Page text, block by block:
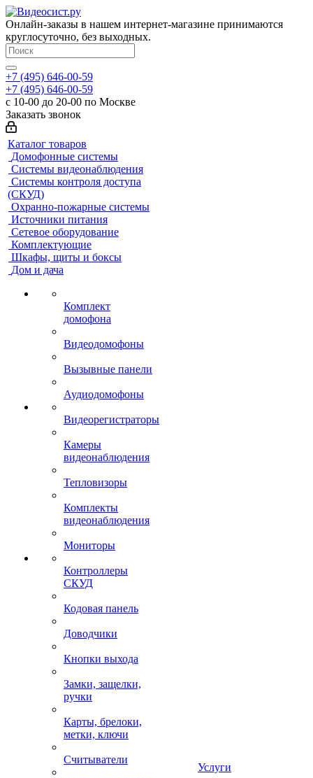
Онлайн-заказы в нашем интернет-магазине принимаются
круглосуточно, без выходных.
+7 (495) 646-00-59
+7 (495) 646-00-59
с 10-00 до 20-00 по Москве
Заказать звонок
Каталог товаров
Домофонные системы
Системы видеонаблюдения
Системы контроля доступа
(СКУД)
Охранно-пожарные системы
Источники питания
Сетевое оборудование
Комплектующие
Шкафы, щиты и боксы
Дом и дача
Комплект
домофона
Видеодомофоны
Вызывные панели
Аудиодомофоны
Видеорегистраторы
Камеры
видеонаблюдения
Тепловизоры
Комплекты
видеонаблюдения
Мониторы
Контроллеры
СКУД
Кодовая панель
Доводчики
Кнопки выхода
Замки, защелки,
ручки
Карты, брелоки,
метки, ключи
Считыватели
Услуги